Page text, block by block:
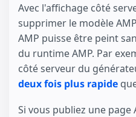
Avec l'affichage côté
supprimer le modèle
AMP puisse être peint
du runtime AMP. Par
côté serveur du
deux fois plus rapide
Si vous publiez une page